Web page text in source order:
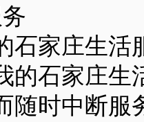
石家庄生活
的石家庄生
随时中断服